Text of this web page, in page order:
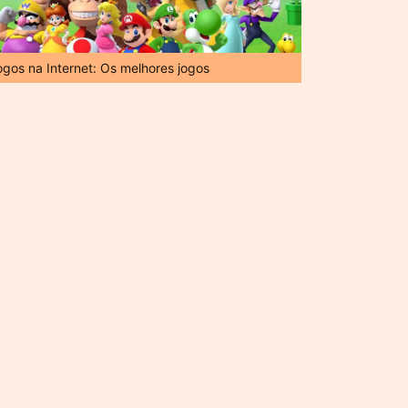
na Internet: Os melhores jogos